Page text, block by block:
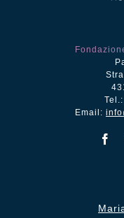
Email: